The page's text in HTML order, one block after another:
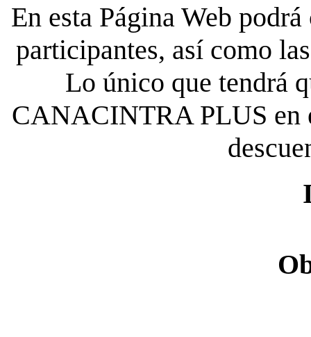
En esta Página Web
participantes, así como
Lo único que tendrá
CANACINTRA PLUS en